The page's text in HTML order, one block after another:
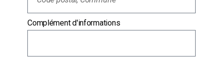
Complément d'informations